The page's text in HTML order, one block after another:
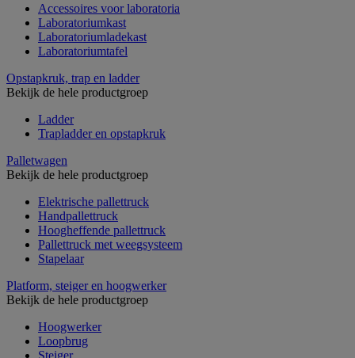
Accessoires voor laboratoria
Laboratoriumkast
Laboratoriumladekast
Laboratoriumtafel
Opstapkruk, trap en ladder
Bekijk de hele productgroep
Ladder
Trapladder en opstapkruk
Palletwagen
Bekijk de hele productgroep
Elektrische pallettruck
Handpallettruck
Hoogheffende pallettruck
Pallettruck met weegsysteem
Stapelaar
Platform, steiger en hoogwerker
Bekijk de hele productgroep
Hoogwerker
Loopbrug
Steiger